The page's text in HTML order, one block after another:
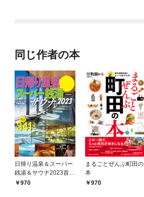
同じ作者の本
日帰り温泉＆スーパー
銭湯＆サウナ2023首都
圏版970
まるごとぜんぶ町田の
本
970